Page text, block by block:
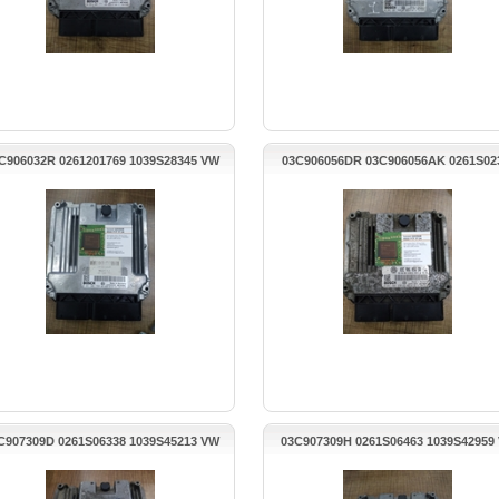
0261201769 1039S28345 VW
03C906056DR 03C906056AK
0261S06338 1039S45213 VW
03C907309H 0261S06463 1039S42959